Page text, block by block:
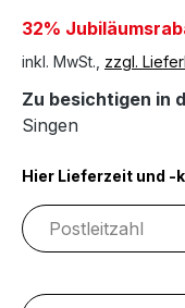
32%
inkl. MwSt., zzgl.
Zu besichtigen in
Singen
Hier Lieferzeit und -